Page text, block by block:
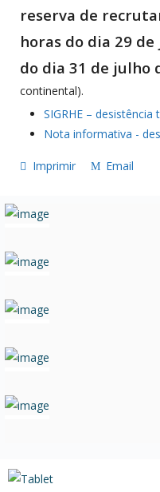
reserva de
horas do dia 29
do dia 31 de julho
continental).
SIGRHE –
Nota informativa -
Imprimir Email